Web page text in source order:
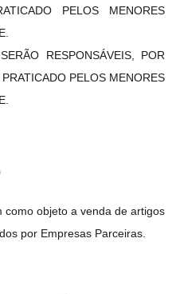
PELOS MENORES
RESPONSÁVEIS, POR
PELOS MENORES
como objeto a venda de artigos
por Empresas Parceiras.